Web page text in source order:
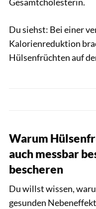
Du siehst: Bei einer
Kalorienreduktion
Hülsenfrüchten auf
Warum
auch messbar
bescheren
Du willst wissen,
gesunden